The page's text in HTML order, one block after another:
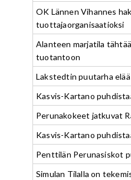
OK Lännen Vihannes
tuottajaorganisaatioksi
Alanteen marjatila
tuotantoon
Lakstedtin puutarha
Kasvis-Kartano
Perunakokeet jatkuvat
Kasvis-Kartano
Penttilän Perunasiskot
Simulan Tilalla on